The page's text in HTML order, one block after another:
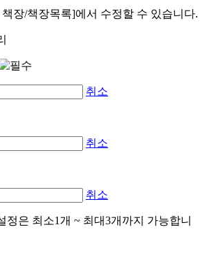
장/책장목록]에서 수정할 수 있습니다.
취소
취소
취소
정은 최소1개 ~ 최대3개까지 가능합니